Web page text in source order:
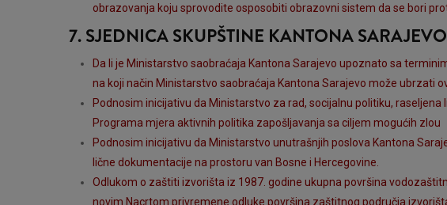
obrazovanja koju sprovodite osposobiti obrazovni sistem da se bori
7. SJEDNICA SKUPŠTINE KANTONA SARAJEVO
Da li je Ministarstvo saobraćaja Kantona Sarajevo upoznato sa
na koji način Ministarstvo saobraćaja Kantona Sarajevo može ubrzati
Podnosim inicijativu da Ministarstvo za rad, socijalnu politiku,
Programa mjera aktivnih politika zapošljavanja sa ciljem mogućih zlou
Podnosim inicijativu da Ministarstvo unutrašnjih poslova Kantona
lične dokumentacije na prostoru van Bosne i Hercegovine.
Odlukom o zaštiti izvorišta iz 1987. godine ukupna površina
novim Nacrtom privremene odluke površina zaštitnog područja